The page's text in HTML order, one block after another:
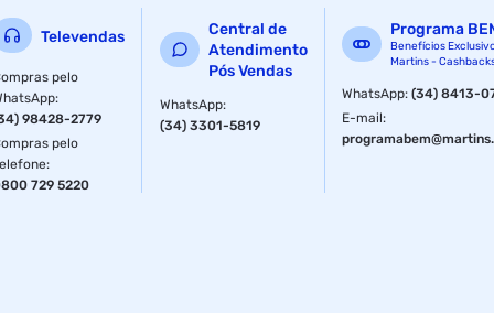
iniciantes quanto profissionais.
Especificações
Anatel
Televendas
pelo
:
98428-2779
pelo
:
729 5220
Central de
Atendimento
Pós Vendas
WhatsApp:
(34) 3301-5819
Programa
Benefícios
Martins -
WhatsApp:(34) 8413-
E-mail: